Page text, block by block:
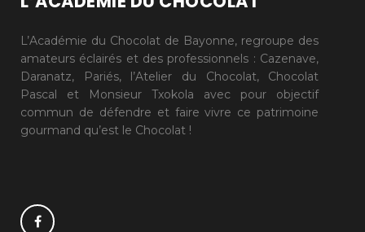
L’Académie du Chocolat de Bayonne, regroupe des
amateurs éclairés et des professionnels : Cazenave,
Daranatz, Pariés, l’Atelier du Chocolat, Chocolat
Pascal et Monsieur Txokola avec pour objectif
commun de défendre et faire vivre ce patrimoine
gourmand qu’est le Chocolat !